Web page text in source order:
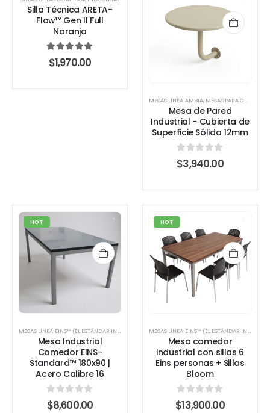
Silla Técnica ARETA-
Flow™ Gen II Full
Naranja
5.00out of 5
$1,970.00
MESAS LÍNEA AMBIA, MESAS PARA COMEDOR INDUSTRIAL
Mesa de Pared
Industrial - Cubierta de
Superficie Sólida 12mm
0out of 5
$3,940.00
HOT
MESAS LÍNEA EINS™ (EL ESTÁNDAR INDUSTRIAL) MESAS PARA COMEDOR INDUSTRIAL
Mesa Industrial
Comedor EINS-
Standard™ 180x90 |
Acero Calibre 16
0out of 5
$8,600.00
HOT
MESAS LÍNEA EINS™ (EL ESTÁNDAR INDUSTRIAL)
Mesa comedor
industrial con sillas 6
Eins personas + Sillas
Bloom
0out of 5
$13,900.00